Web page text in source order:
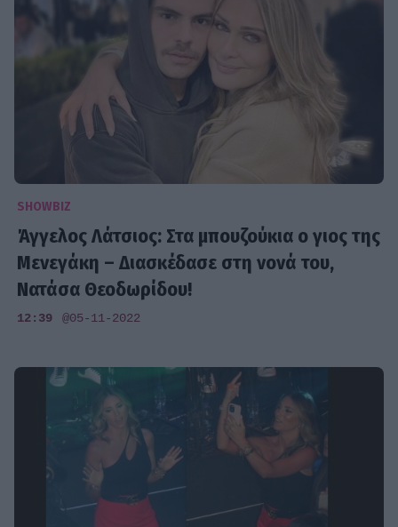
SHOWBIZ
Άγγελος Λάτσιος: Στα μπουζούκια ο γιος της
Μενεγάκη – Διασκέδασε στη νονά του,
Νατάσα Θεοδωρίδου!
12:39 @05-11-2022